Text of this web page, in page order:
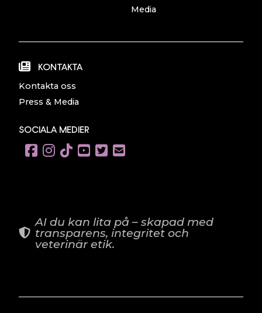
Media
KONTAKTA
Kontakta oss
Press & Media
SOCIALA MEDIER
AI du kan lita på – skapad med
transparens, integritet och
veterinär etik.